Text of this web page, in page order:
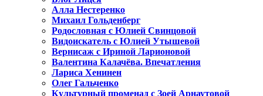
Алла Нестеренко
Михаил Гольденберг
Родословная с Юлией Свинцовой
Видоискатель с Юлией Утышевой
Вернисаж с Ириной Ларионовой
Валентина Калачёва. Впечатления
Лариса Хенинен
Олег Гальченко
Культурный променад с Зоей Арнаутовой